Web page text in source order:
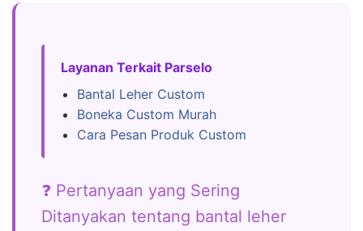
Layanan Terkait Parselo
Bantal Leher Custom
Boneka Custom Murah
Cara Pesan Produk Custom
❓ Pertanyaan yang Sering
Ditanyakan tentang bantal leher